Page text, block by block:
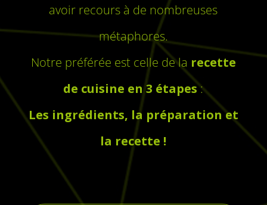
avoir recours à de nombreuses
métaphores.
Notre préférée est celle de la recette
de cuisine en 3 étapes:
Les ingrédients, la préparation et
la recette !